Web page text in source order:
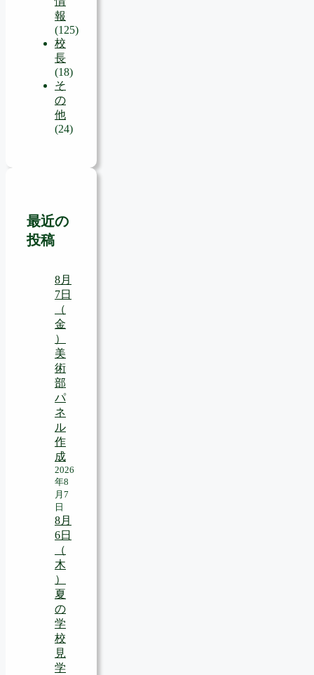
報
(125)
校
長
(18)
そ
の
他
(24)
最近の
投稿
8月
7日
（
金
）
美
術
部
パ
ネ
ル
作
成
2026
年8
月7
日
8月
6日
（
木
）
夏
の
学
校
見
学